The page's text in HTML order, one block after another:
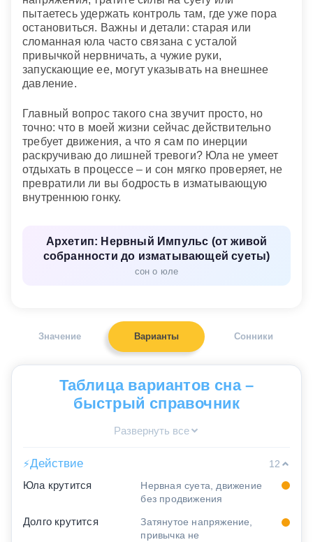
пытаетесь удержать контроль там, где уже пора
остановиться. Важны и детали: старая или
сломанная юла часто связана с усталой
привычкой нервничать, а чужие руки,
запускающие ее, могут указывать на внешнее
давление.
Главный вопрос такого сна звучит просто, но
точно: что в моей жизни сейчас действительно
требует движения, а что я сам по инерции
раскручиваю до лишней тревоги? Юла не умеет
отдыхать в процессе – и сон мягко проверяет, не
превратили ли вы бодрость в изматывающую
внутреннюю гонку.
Архетип: Нервный Импульс (от живой
собранности до изматывающей суеты)
сон о юле
Значение Варианты Сонники
Таблица вариантов сна –
быстрый справочник
Развернуть все
⚡Действие
12
Юла крутится
Нервная суета, движение
без продвижения
Долго крутится
Затянутое напряжение,
привычка не